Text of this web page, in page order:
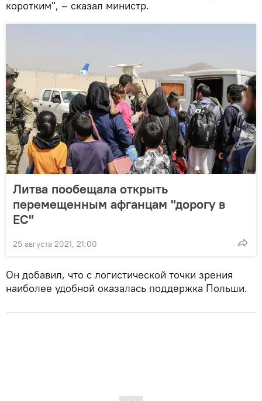
коротким", – сказал министр.
Литва пообещала открыть
перемещенным афганцам "дорогу в
ЕС"
25 августа 2021, 21:00
Он добавил, что с логистической точки зрения
наиболее удобной оказалась поддержка Польши.